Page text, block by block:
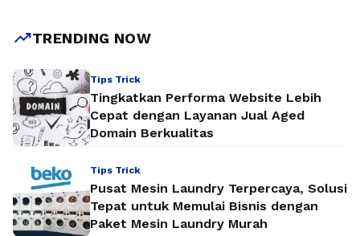
trending_upTRENDING NOW
Tips Trick
Tingkatkan Performa Website Lebih
Cepat dengan Layanan Jual Aged
Domain Berkualitas
Tips Trick
Pusat Mesin Laundry Terpercaya, Solusi
Tepat untuk Memulai Bisnis dengan
Paket Mesin Laundry Murah